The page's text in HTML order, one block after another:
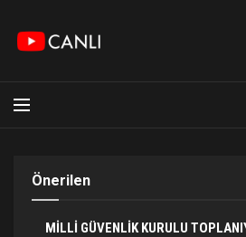
Önerilen
MİLLİ GÜVENLİK KURULU